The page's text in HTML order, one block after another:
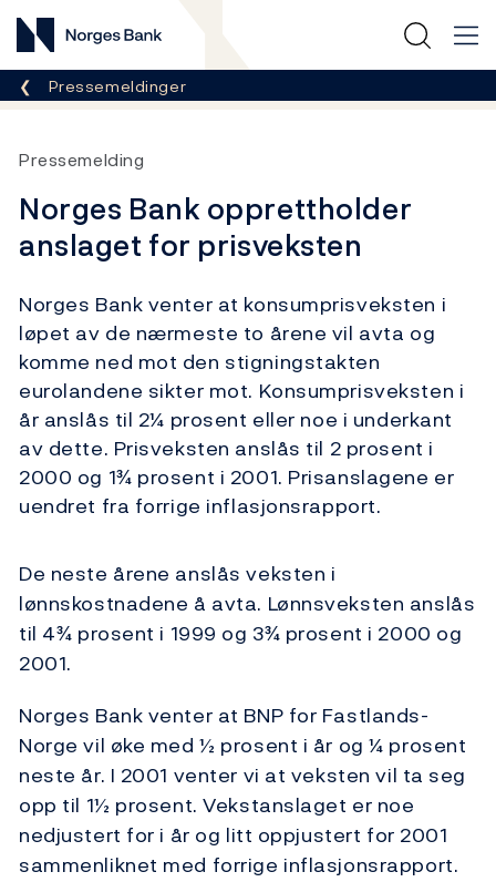
Norges Bank
Her er du nå:
Pressemeldinger
Pressemelding
Norges Bank opprettholder
anslaget for prisveksten
Norges Bank venter at konsumprisveksten i
løpet av de nærmeste to årene vil avta og
komme ned mot den stigningstakten
eurolandene sikter mot. Konsumprisveksten i
år anslås til 2¼ prosent eller noe i underkant
av dette. Prisveksten anslås til 2 prosent i
2000 og 1¾ prosent i 2001. Prisanslagene er
uendret fra forrige inflasjonsrapport.
De neste årene anslås veksten i
lønnskostnadene å avta. Lønnsveksten anslås
til 4¾ prosent i 1999 og 3¾ prosent i 2000 og
2001.
Norges Bank venter at BNP for Fastlands-
Norge vil øke med ½ prosent i år og ¼ prosent
neste år. I 2001 venter vi at veksten vil ta seg
opp til 1½ prosent. Vekstanslaget er noe
nedjustert for i år og litt oppjustert for 2001
sammenliknet med forrige inflasjonsrapport.